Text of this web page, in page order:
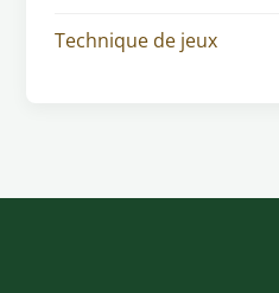
Technique de jeux